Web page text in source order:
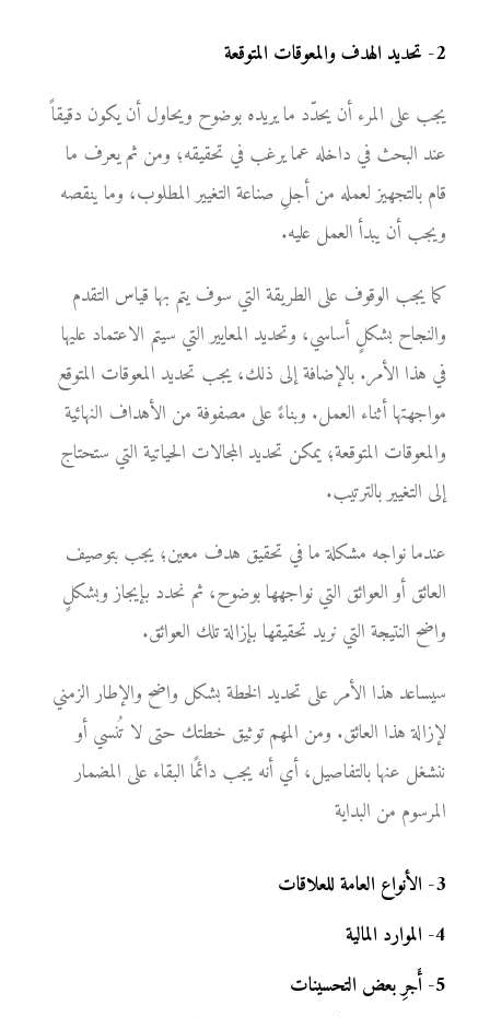
2
- تحديد الهدف والمعوقات المتوقعة
يجب على المرء أن يحدّد ما يريده بوضوح ويحاول أن يكون دقيقاً
عند البحث في داخله عما يرغب في تحقيقه؛ ومن ثم يعرف ما
قام بالتجهيز لعمله من أجلِ صناعة التغيير المطلوب، وما ينقصه
ويجب أن يبدأ العمل عليه.
كما يجب الوقوف على الطريقة التي سوف يتم بها قياس التقدم
والنجاح بشكلٍ أساسي، وتحديد المعايير التي سيتم الاعتماد عليها
في هذا الأمر. بالإضافة إلى ذلك، يجب تحديد المعوقات المتوقع
مواجهتها أثناء العمل. وبناءً على مصفوفة من الأهداف النهائية
والمعوقات المتوقعة؛ يمكن تحديد المجالات الحياتية التي ستحتاج
إلى التغيير بالترتيب.
عندما نواجه مشكلة ما في تحقيق هدف معين؛ يجب بتوصيف
العائق أو العوائق التي نواجهها بوضوح، ثم نحدد بإيجاز وبشكلٍ
واضح النتيجة التي نريد تحقيقها بإزالة تلك العوائق.
سيساعد هذا الأمر على تحديد الخطة بشكل واضح والإطار الزمني
لإزالة هذا العائق. ومن المهم توثيق خطتك حتى لا تُنسي أو
ننشغل عنها بالتفاصيل، أي أنه يجب دائمًا البقاء على المضمار
المرسوم من البداية
3
- الأنواع العامة للعلاقات
4
- الموارد المالية
5
-أَجرِ بعض التحسينات